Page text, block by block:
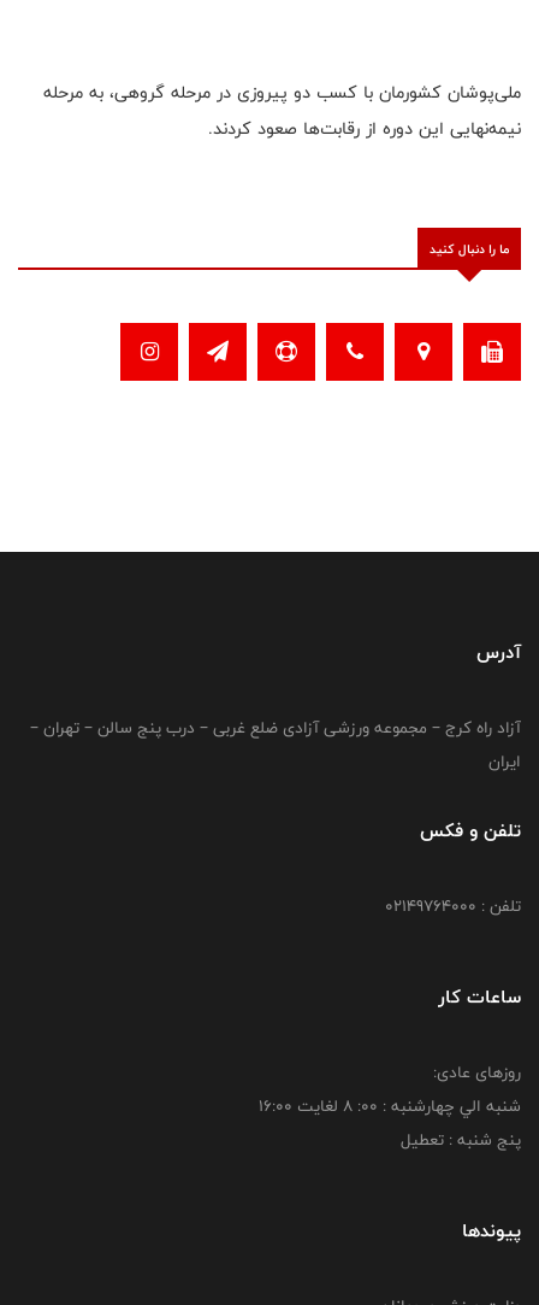
ملی‌پوشان کشورمان با کسب دو پیروزی در مرحله گروهی، به مرحله
نیمه‌نهایی این دوره از رقابت‌ها صعود کردند.
ما را دنبال کنید
آدرس
آزاد راه کرج – مجموعه ورزشی آزادی ضلع غربی – درب پنج سالن – تهران –
ایران
تلفن و فکس
تلفن : 02149764000
ساعات کار
روزهای عادی:
شنبه الي چهارشنبه : 00: 8 لغايت 16:00
پنج شنبه : تعطیل
پیوندها